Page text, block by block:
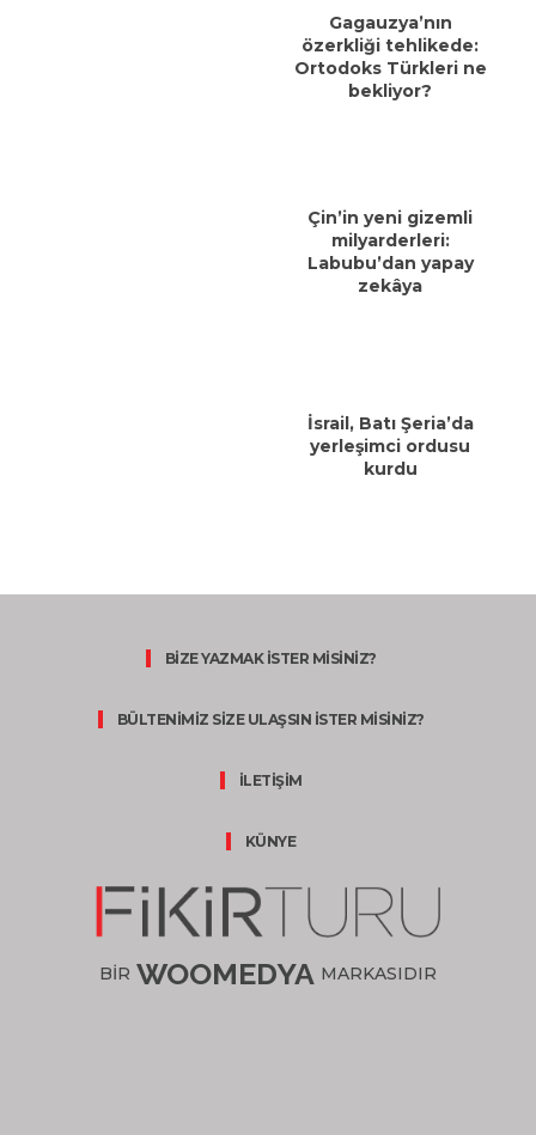
Gagauzya’nın
özerkliği tehlikede:
Ortodoks Türkleri ne
bekliyor?
Çin’in yeni gizemli
milyarderleri:
Labubu’dan yapay
zekâya
İsrail, Batı Şeria’da
yerleşimci ordusu
kurdu
BİZE YAZMAK İSTER MİSİNİZ?
BÜLTENİMİZ SİZE ULAŞSIN İSTER MİSİNİZ?
İLETİŞİM
KÜNYE
BİR WOOMEDYA MARKASIDIR